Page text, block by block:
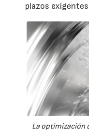
plazos
La optimización